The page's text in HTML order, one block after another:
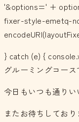
'&options=' +
fixer-style-emetq-
} catch (e) {
グルーミングコー
今日もいつも通りい
またお待ちしており